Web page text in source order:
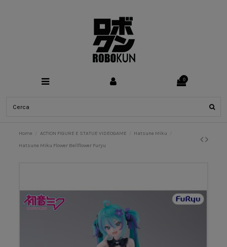
0
Home ACTION FIGURE E STATUE VIDEOGAME
Hatsune Miku
Hatsune Miku Flower Bellflower Furyu